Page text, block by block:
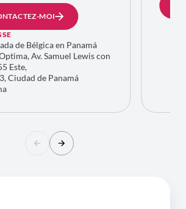
MOI
de Bélgica en Panamá
Av. Samuel Lewis con
Este,
Ciudad de Panamá